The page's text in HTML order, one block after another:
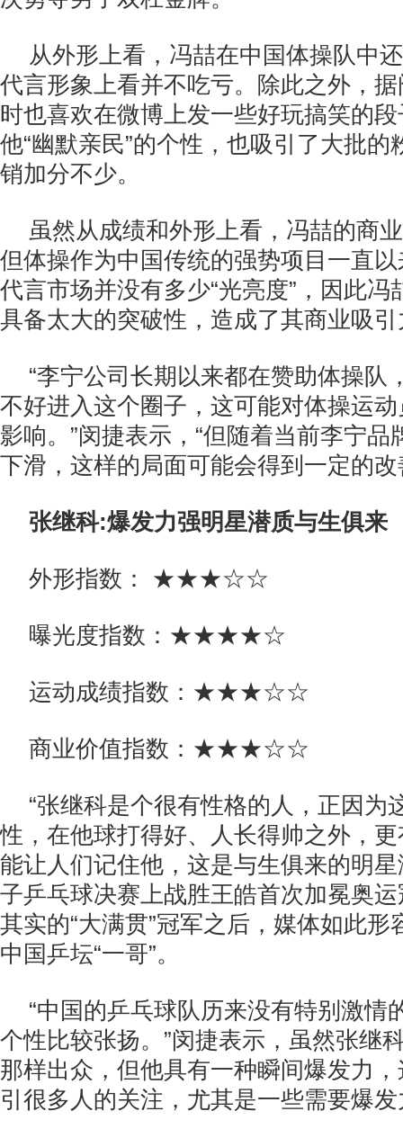
从外形上看，冯喆在中国体操队中
代言形象上看并不吃亏。除此之外，
时也喜欢在微博上发一些好玩搞笑的
他“幽默亲民”的个性，也吸引了大批的
销加分不少。
虽然从成绩和外形上看，冯喆的商
但体操作为中国传统的强势项目一直
代言市场并没有多少“光亮度”，因此冯
具备太大的突破性，造成了其商业吸
“李宁公司长期以来都在赞助体操队
不好进入这个圈子，这可能对体操运
影响。”闵捷表示，“但随着当前李宁品
下滑，这样的局面可能会得到一定的改
张继科:爆发力强明星潜质与生俱来
外形指数： ★★★☆☆
曝光度指数：★★★★☆
运动成绩指数：★★★☆☆
商业价值指数：★★★☆☆
“张继科是个很有性格的人，正因为
性，在他球打得好、人长得帅之外，
能让人们记住他，这是与生俱来的明
子乒乓球决赛上战胜王皓首次加冕奥
其实的“大满贯”冠军之后，媒体如此形
中国乒坛“一哥”。
“中国的乒乓球队历来没有特别激情
个性比较张扬。”闵捷表示，虽然张继
那样出众，但他具有一种瞬间爆发力
引很多人的关注，尤其是一些需要爆